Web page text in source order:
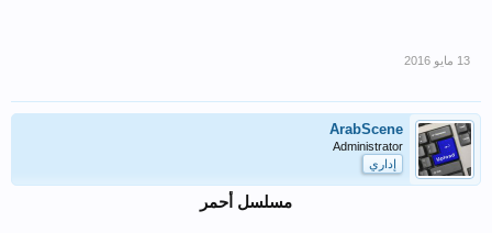
ArabScene
Administrator
إداري
مسلسل أحمر